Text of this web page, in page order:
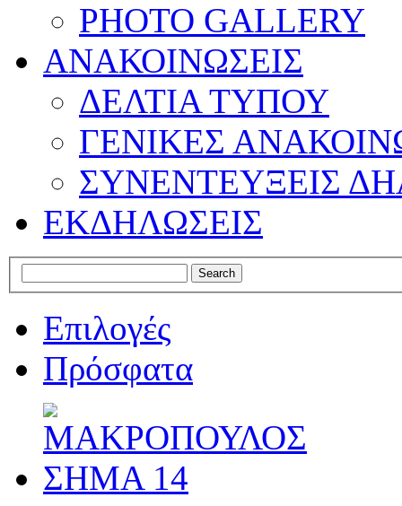
PHOTO GALLERY
ΑΝΑΚΟΙΝΩΣΕΙΣ
ΔΕΛΤΙΑ ΤΥΠΟΥ
ΓΕΝΙΚΕΣ
ΣΥΝΕΝΤΕΥΞΕΙΣ
ΕΚΔΗΛΩΣΕΙΣ
Επιλογές
Πρόσφατα